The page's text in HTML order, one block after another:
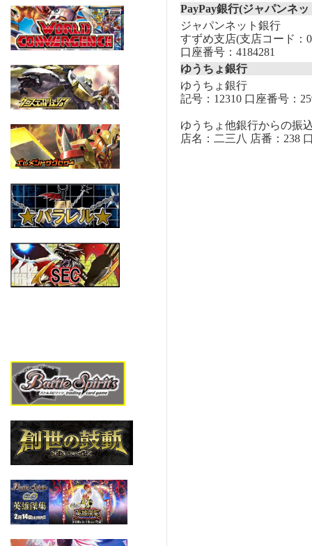
PayPay銀行(ジャパンネ
ジャパンネット銀行
すずめ支店(支店コード：
口座番号：4184281
ゆうちょ銀行
ゆうちょ銀行
記号：12310 口座番号：
ゆうちょ他銀行からの振
店名：二三八 店番：238